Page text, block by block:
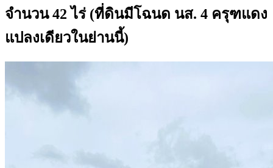
จำนวน 42 ไร่ (ที่ดินมีโฉนด นส. 4 ครุฑแดง
แปลงเดียวในย่านนี้)